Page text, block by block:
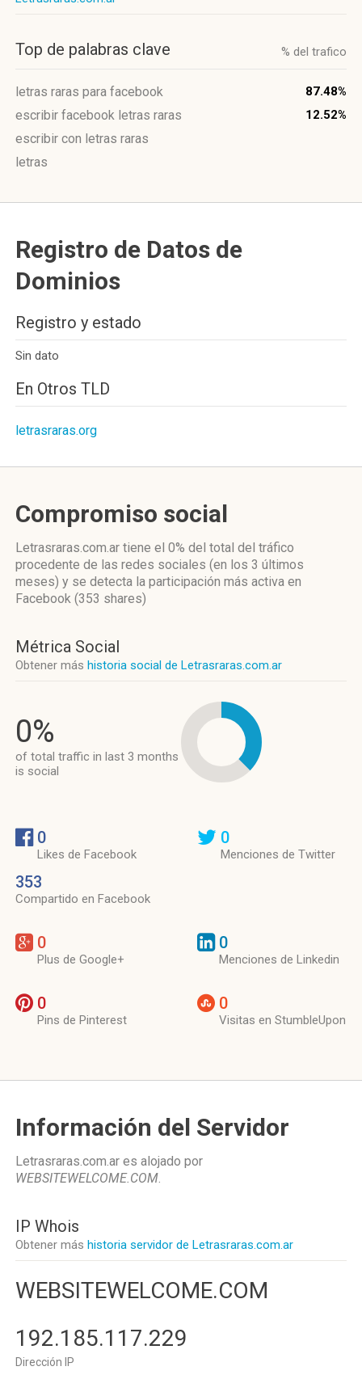
Top de palabras clave % del trafico
letras raras para facebook 87.48%
escribir facebook letras raras 12.52%
escribir con letras raras
letras
Registro de Datos de
Dominios
Registro y estado
Sin dato
En Otros TLD
letrasraras.org
Compromiso social
Letrasraras.com.ar tiene el 0% del total del tráfico
procedente de las redes sociales (en los 3 últimos
meses) y se detecta la participación más activa en
Facebook (353 shares)
Métrica Social
Obtener más historia social de Letrasraras.com.ar
0%
of total traffic in last 3 months
is social
0
Likes de Facebook
353
Compartido en Facebook
0
Menciones de Twitter
0
Plus de Google+
0
Menciones de Linkedin
0
Pins de Pinterest
0
Visitas en StumbleUpon
Información del Servidor
Letrasraras.com.ar es alojado por
WEBSITEWELCOME.COM.
IP Whois
Obtener más historia servidor de Letrasraras.com.ar
WEBSITEWELCOME.COM
192.185.117.229
Dirección IP